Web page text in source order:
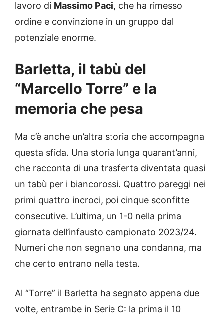
lavoro di Massimo Paci, che ha rimesso
ordine e convinzione in un gruppo dal
potenziale enorme.
Barletta, il tabù del
“Marcello Torre” e la
memoria che pesa
Ma c’è anche un’altra storia che accompagna
questa sfida. Una storia lunga quarant’anni,
che racconta di una trasferta diventata quasi
un tabù per i biancorossi. Quattro pareggi nei
primi quattro incroci, poi cinque sconfitte
consecutive. L’ultima, un 1-0 nella prima
giornata dell’infausto campionato 2023/24.
Numeri che non segnano una condanna, ma
che certo entrano nella testa.
Al “Torre” il Barletta ha segnato appena due
volte, entrambe in Serie C: la prima il 10